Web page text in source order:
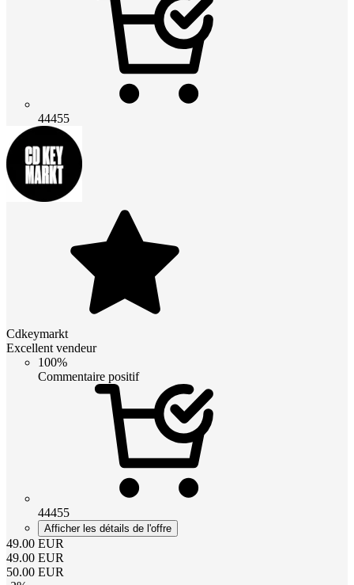
44455
Cdkeymarkt
Excellent vendeur
100%
Commentaire positif
44455
Afficher les détails de l'offre
49.00 EUR
49.00 EUR
50.00 EUR